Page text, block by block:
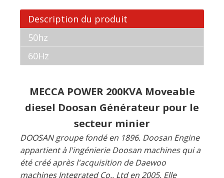
MECCA POWER 200KVA Moveable
diesel Doosan Générateur pour le
appartient à l'ingénierie Doosan machines qui a
été créé après l'acquisition de Daewoo
machines Integrated Co., Ltd en 2005. Elle
continue de développer et de lancer une
nouvelle génération de produits avec la
première classe et des performances fiables
basées sur l'original moteur Daewoo.